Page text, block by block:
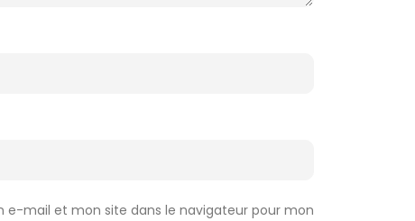
e-mail et mon site dans le navigateur pour mon